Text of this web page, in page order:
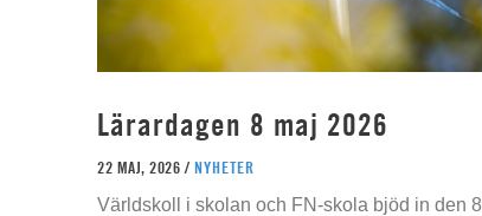
Lärardagen 8 maj 2026
22 MAJ, 2026 / NYHETER
Världskoll i skolan och FN-skola bjöd in den